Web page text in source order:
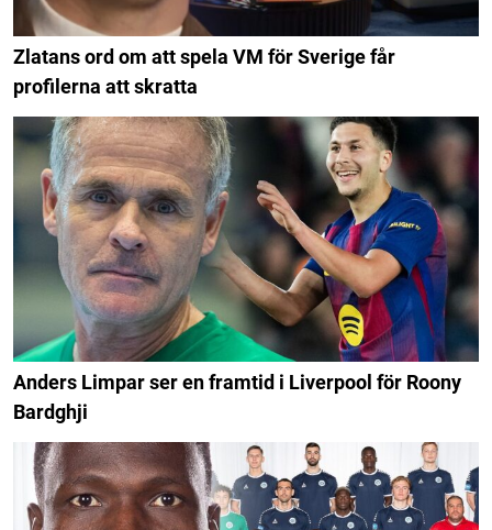
Zlatans ord om att spela VM för Sverige får
profilerna att skratta
Anders Limpar ser en framtid i Liverpool för Roony
Bardghji